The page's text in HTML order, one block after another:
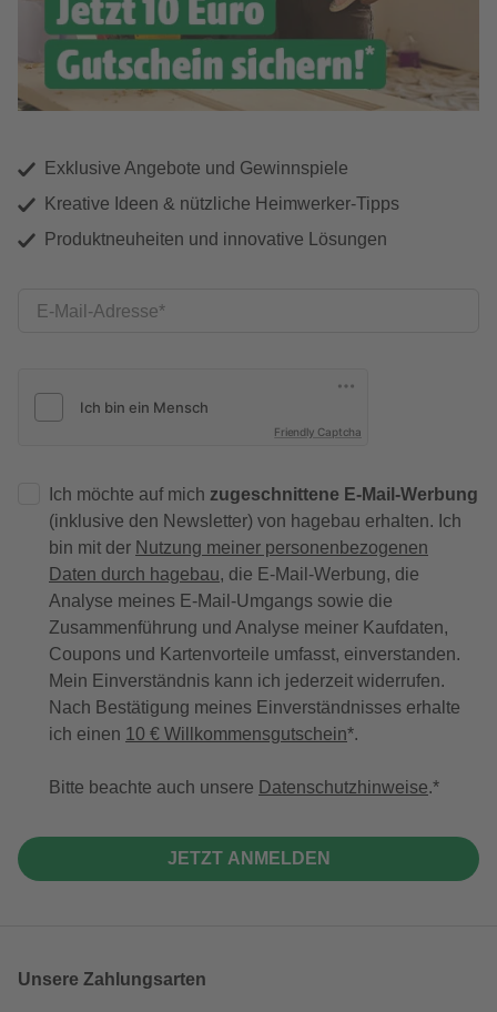
Exklusive Angebote und Gewinnspiele
Kreative Ideen & nützliche Heimwerker-Tipps
Produktneuheiten und innovative Lösungen
E-Mail-Adresse
Friendly Captcha
Ich möchte auf mich zugeschnittene E-Mail-Werbung
(inklusive den Newsletter) von hagebau erhalten. Ich
bin mit der Nutzung meiner personenbezogenen
Daten durch hagebau, die E-Mail-Werbung, die
Analyse meines E-Mail-Umgangs sowie die
Zusammenführung und Analyse meiner Kaufdaten,
Coupons und Kartenvorteile umfasst, einverstanden.
Mein Einverständnis kann ich jederzeit widerrufen.
Nach Bestätigung meines Einverständnisses erhalte
ich einen 10 € Willkommensgutschein*.
Bitte beachte auch unsere Datenschutzhinweise.
JETZT ANMELDEN
Unsere Zahlungsarten